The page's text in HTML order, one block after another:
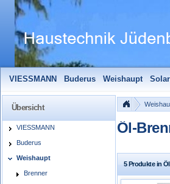
VIESSMANN Buderus Weishaupt
Solarfocus
Wolf Pelletmaulwurf +
Übersicht
VIESSMANN
Buderus
Weishaupt
Brenner
Öl-
5 Produkte in